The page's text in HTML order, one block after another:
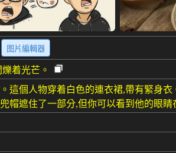
图片編輯器
着光芒。
這個人物穿着白色的連衣裙,帶有緊身
帽遮住了一部分,但你可以看到他的眼睛